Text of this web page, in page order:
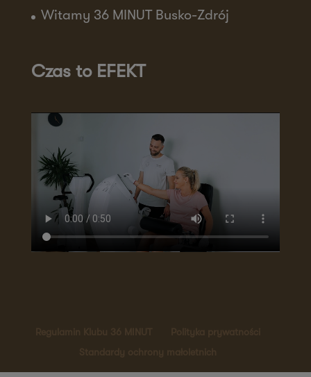
ul. Magnuszewska 3 lok. 5
85-861 Bydgoszcz
36 MINUT Zaodrze
45-701 Opole
36 MINUT Zielona Góra
ul. Rzeźniczaka 3A
65-119 Zielona Góra
Zapisz mnie
36 MINUT Żnin
Witamy 36 MINUT Busko-Zdrój
Czas to EFEKT